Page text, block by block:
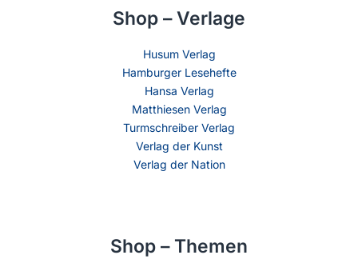
Shop – Verlage
Husum Verlag
Hamburger Lesehefte
Hansa Verlag
Matthiesen Verlag
Turmschreiber Verlag
Verlag der Kunst
Verlag der Nation
Shop – Themen